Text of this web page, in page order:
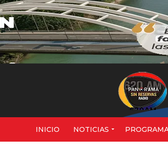
620AM
INICIO NOTICIAS